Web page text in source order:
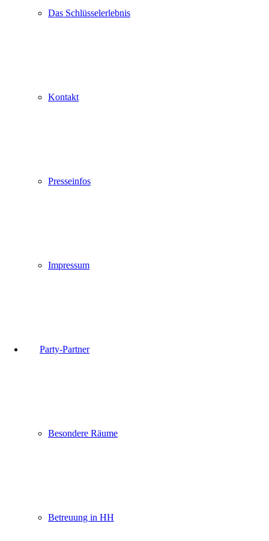
Das Schlüsselerlebnis
Kontakt
Presseinfos
Impressum
Party-Partner
Besondere Räume
Betreuung in HH